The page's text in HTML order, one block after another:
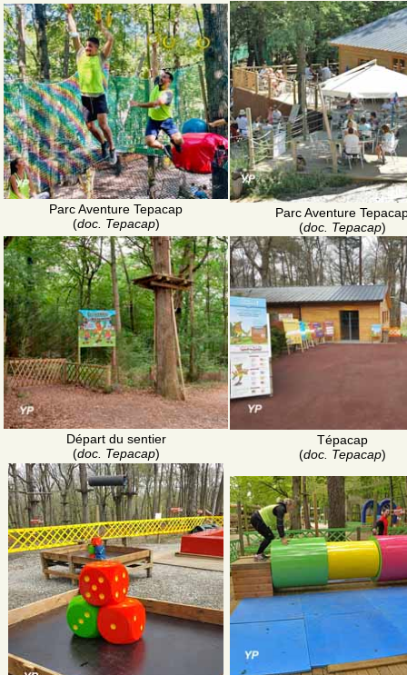
Parc Aventure Tepacap
(doc. Tepacap)
Parc Aventure
(doc. Tepacap)
Départ du sentier
(doc. Tepacap)
Tépacap
(doc. Tepacap)